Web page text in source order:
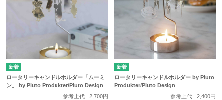
ロータリーキャンドルホルダー「ムーミ
ン」 by Pluto Produkter/Pluto Design
参考上代
2,700円
ロータリーキャンドルホルダー by Pluto
Produkter/Pluto Design
参考上代
2,400円